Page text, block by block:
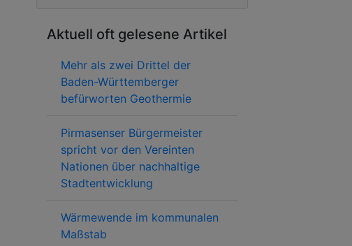
Aktuell oft gelesene Artikel
Mehr als zwei Drittel der
Baden-Württemberger
befürworten Geothermie
Pirmasenser Bürgermeister
spricht vor den Vereinten
Nationen über nachhaltige
Stadtentwicklung
Wärmewende im kommunalen
Maßstab